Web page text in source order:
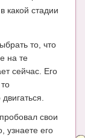
какой стадии
то, что
на те
сейчас. Его
свои
узнаете его